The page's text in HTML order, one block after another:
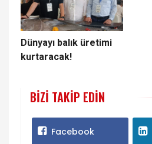
Dünyayı balık üretimi
kurtaracak!
BIZI TAKIP EDIN
Facebook